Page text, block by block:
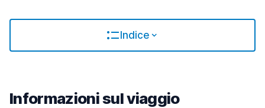
Indice
Informazioni sul viaggio